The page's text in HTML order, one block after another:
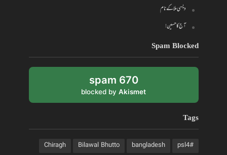
دیسی ملا کے نام
آج کا حسین!
Spam Blocked
670 spam
blocked by Akismet
Tags
#psl4
bangladesh
Bilawal Bhutto
Chiragh